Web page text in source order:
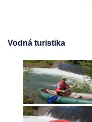
Vodná turistika